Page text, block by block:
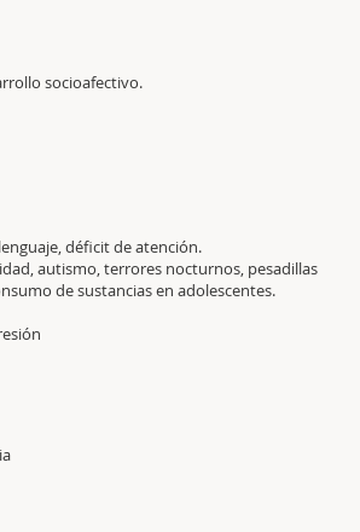
socioafectivo.
déficit de atención.
autismo, terrores nocturnos, pesadillas
de sustancias en adolescentes.